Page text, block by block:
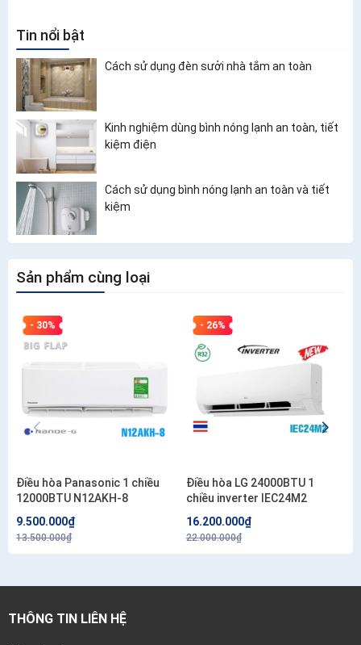
Tin nổi bật
Cách sử dụng đèn sưởi nhà tắm an toàn
Kinh nghiệm dùng bình nóng lạnh an toàn, tiết
kiệm điện
Cách sử dụng bình nóng lạnh an toàn và tiết
kiệm
Sản phẩm cùng loại
- 30%
Điều hòa Panasonic 1 chiều
12000BTU N12AKH-8
9.500.000₫
13.500.000₫
- 26%
Điều hòa LG 24000BTU 1
chiều inverter IEC24M2
16.200.000₫
22.000.000₫
THÔNG TIN LIÊN HỆ